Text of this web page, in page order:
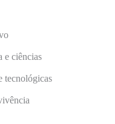
e ciências
tecnológicas